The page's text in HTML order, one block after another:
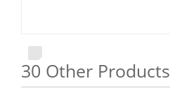
30 Other Products